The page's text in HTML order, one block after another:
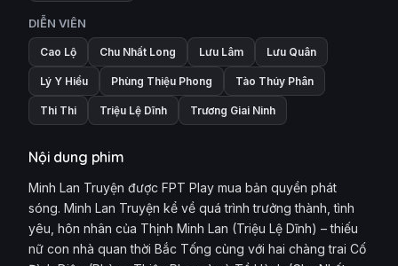
DIỄN VIÊN
Cao Lộ Chu Nhất Long Lưu Lâm Lưu Quân
Lý Y Hiểu Phùng Thiệu Phong Tào Thúy Phân
Thi Thi Triệu Lệ Dĩnh Trương Giai Ninh
Nội dung phim
Minh Lan Truyện được FPT Play mua bản quyền phát
sóng. Minh Lan Truyện kể về quá trình trưởng thành, tình
yêu, hôn nhân của Thịnh Minh Lan (Triệu Lệ Dĩnh) – thiếu
nữ con nhà quan thời Bắc Tống cùng với hai chàng trai Cố